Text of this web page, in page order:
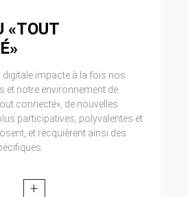
«TOUT
digitale impacte à la fois nos
et notre environnement de
connecté», de nouvelles
participatives, polyvalentes et
et recquièrent ainsi des
+